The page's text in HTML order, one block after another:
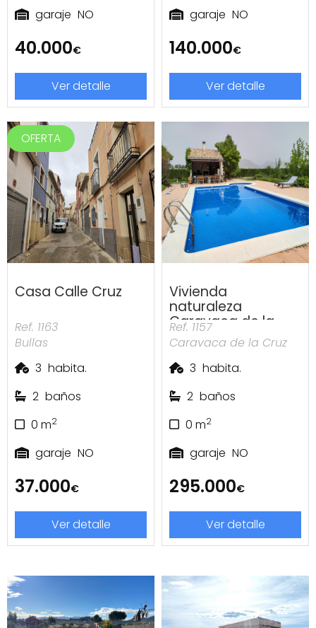
garaje NO
40.000€
Ver detalle
garaje NO
140.000€
Ver detalle
OFERTA
Casa Calle Cruz
Ref. 1163
Bullas
3 habita.
2 baños
0 m2
garaje NO
37.000€
Ver detalle
Vivienda
naturaleza
Caravaca de la
Cruz
Ref. 1157
Caravaca de la Cruz
3 habita.
2 baños
0 m2
garaje NO
295.000€
Ver detalle